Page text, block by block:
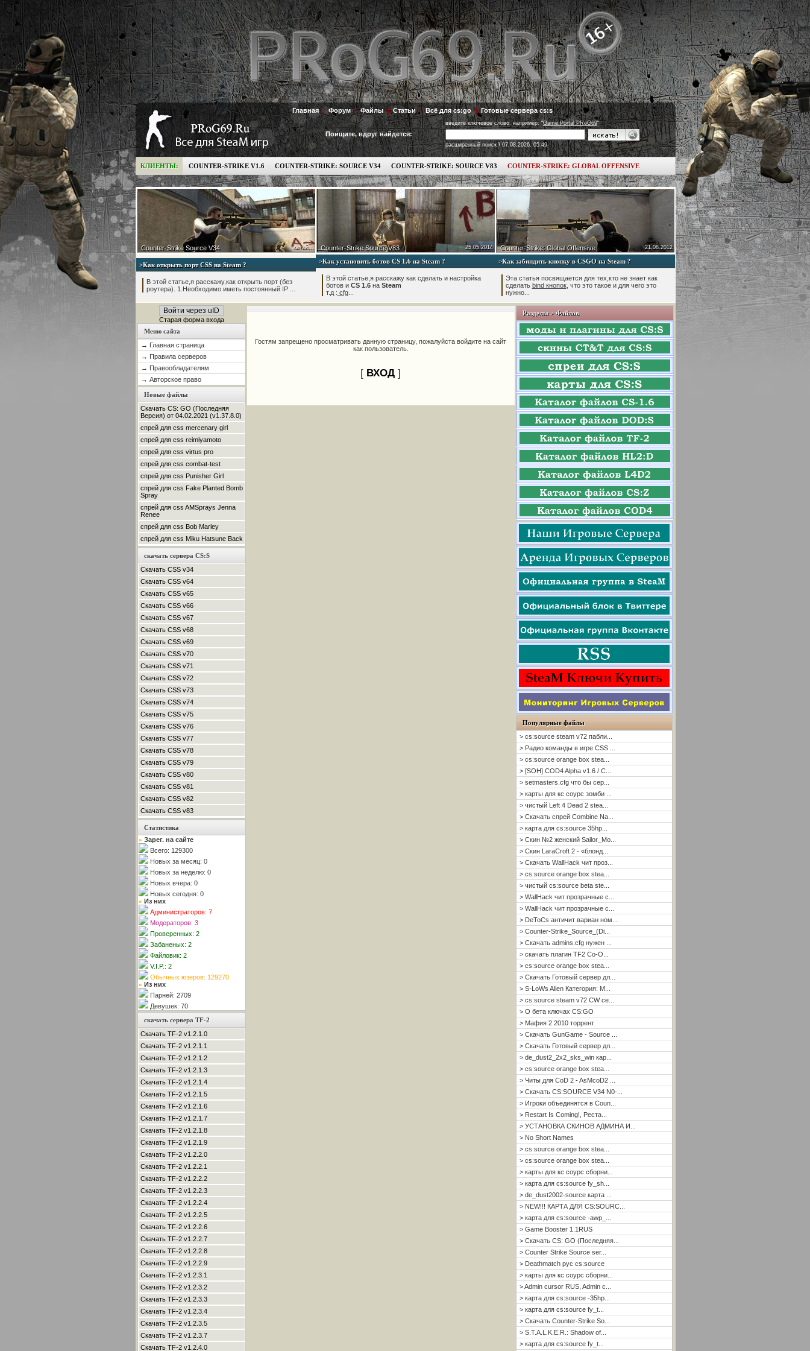
Главная | Форум | Файлы | Статьи | Всё для cs:go | Готовые сервера cs:s
Поищите, вдруг найдется:
введите ключевое слово, например: "Game Portal PRoG69"
расширенный поиск \ 07.08.2026, 05:49
КЛИЕНТЫ: COUNTER-STRIKE V1.6 COUNTER-STRIKE: SOURCE V34 COUNTER-STRIKE: SOURCE V83 COUNTER-STRIKE: GLOBAL OFFENSIVE
качай...
Counter-Strike Source V34 25.05.2014
Counter-Strike Source V83 21.08.2012
Counter-Strike: Global Offensive
>Как открыть порт CSS на Steam ?
В этой статье,я расскажу,как открыть порт (без
роутера). 1.Необходимо иметь постоянный IP ...
>Как установить ботов СS 1.6 на Steam ?
В этой статье,я расскажу как сделать и настройка
ботов и CS 1.6на Steam
т.д : cfg...
>Как забиндить кнопку в CSGO на Steam ?
Эта статья посвящается для тех,кто не знает как
сделать bind кнопок, что это такое и для чего это
нужно...
Войти через uID
Старая форма входа
Меню сайта
→ Главная страница
→ Правила серверов
→ Правообладателям
→ Авторское право
Новые файлы
Скачать CS: GO (Последняя
Версия) от 04.02.2021 (v1.37.8.0)
спрей для css mercenary girl
спрей для css reimiyamoto
спрей для css virtus pro
спрей для css combat-test
спрей для css Punisher Girl
спрей для css Fake Planted Bomb
Spray
спрей для css AMSprays Jenna
Renee
спрей для css Bob Marley
спрей для css Miku Hatsune Back
скачать сервера CS:S
Скачать CSS v34
Скачать CSS v64
Скачать CSS v65
Скачать CSS v66
Скачать CSS v67
Скачать CSS v68
Скачать CSS v69
Скачать CSS v70
Скачать CSS v71
Скачать CSS v72
Скачать CSS v73
Скачать CSS v74
Скачать CSS v75
Скачать CSS v76
Скачать CSS v77
Скачать CSS v78
Скачать CSS v79
Скачать CSS v80
Скачать CSS v81
Скачать CSS v82
Скачать CSS v83
Статистика
» Зарег. на сайте
Всего: 129300
Новых за месяц: 0
Новых за неделю: 0
Новых вчера: 0
Новых сегодня: 0
» Из них
Администраторов: 7
Модераторов: 3
Проверенных: 2
Забаненых: 2
Файловик: 2
V.I.P.: 2
Обычных юзеров: 129270
» Из них
Парней: 2709
Девушек: 70
скачать сервера TF-2
Скачать TF-2 v1.2.1.0
Скачать TF-2 v1.2.1.1
Скачать TF-2 v1.2.1.2
Скачать TF-2 v1.2.1.3
Скачать TF-2 v1.2.1.4
Скачать TF-2 v1.2.1.5
Скачать TF-2 v1.2.1.6
Скачать TF-2 v1.2.1.7
Скачать TF-2 v1.2.1.8
Скачать TF-2 v1.2.1.9
Скачать TF-2 v1.2.2.0
Скачать TF-2 v1.2.2.1
Скачать TF-2 v1.2.2.2
Скачать TF-2 v1.2.2.3
Скачать TF-2 v1.2.2.4
Скачать TF-2 v1.2.2.5
Скачать TF-2 v1.2.2.6
Скачать TF-2 v1.2.2.7
Скачать TF-2 v1.2.2.8
Скачать TF-2 v1.2.2.9
Скачать TF-2 v1.2.3.1
Скачать TF-2 v1.2.3.2
Скачать TF-2 v1.2.3.3
Скачать TF-2 v1.2.3.4
Скачать TF-2 v1.2.3.5
Скачать TF-2 v1.2.3.7
Скачать TF-2 v1.2.4.0
Гостям запрещено просматривать данную страницу, пожалуйста войдите на сайт
как пользователь.
[ ВХОД ]
Разделы > Файлов
Популярные файлы
> cs:source steam v72 пабли...
> Радио команды в игре CSS ...
> cs:source orange box stea...
> [SOH] COD4 Alpha v1.6 / C...
> setmasters.cfg что бы сер...
> карты для кс соурс зомби ...
> чистый Left 4 Dead 2 stea...
> Скачать спрей Combine Na...
> карта для cs:source 35hp...
> Скин №2 женский Sailor_Mo...
> Скин LaraCroft 2 - «блонд...
> Скачать WallHack чит проз...
> cs:source orange box stea...
> чистый cs:source beta ste...
> WallHack чит прозрачные с...
> WallHack чит прозрачные с...
> DeToCs античит вариан ном...
> Counter-Strike_Source_(Di...
> Скачать admins.cfg нужен ...
> скачать плагин TF2 Co-O...
> cs:source orange box stea...
> Скачать Готовый сервер дл...
> S-LoWs Alien Категория: М...
> cs:source steam v72 CW се...
> О бета ключах CS:GO
> Мафия 2 2010 торрент
> Скачать GunGame - Source ...
> Скачать Готовый сервер дл...
> de_dust2_2x2_sks_win кар...
> cs:source orange box stea...
> Читы для CoD 2 - AsMcoD2 ...
> Скачать CS:SOURCE V34 N0-...
> Игроки объединятся в Coun...
> Restart Is Coming!, Реста...
> УСТАНОВКА СКИНОВ АДМИНА И...
> No Short Names
> cs:source orange box stea...
> cs:source orange box stea...
> карты для кс соурс сборни...
> карта для cs:source fy_sh...
> de_dust2002-source карта ...
> NEW!!! КАРТА ДЛЯ CS:SOURC...
> карта для cs:source -awp_...
> Game Booster 1.1RUS
> Скачать CS: GO (Последняя...
> Counter Strike Source ser...
> Deathmatch рус cs:source
> карты для кс соурс сборни...
> Admin cursor RUS, Admin c...
> карта для cs:source -35hp...
> карта для cs:source fy_t...
> Скачать Counter-Strike So...
> S.T.A.L.K.E.R.: Shadow of...
> карта для cs:source fy_t...